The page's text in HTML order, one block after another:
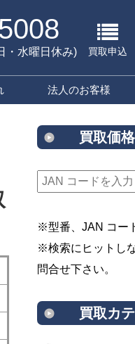
・水曜日休み) 買取申込
法人のお客様
買取価
※型番、JAN コー
※検索にヒットし
問合せ下さい。
買取カ